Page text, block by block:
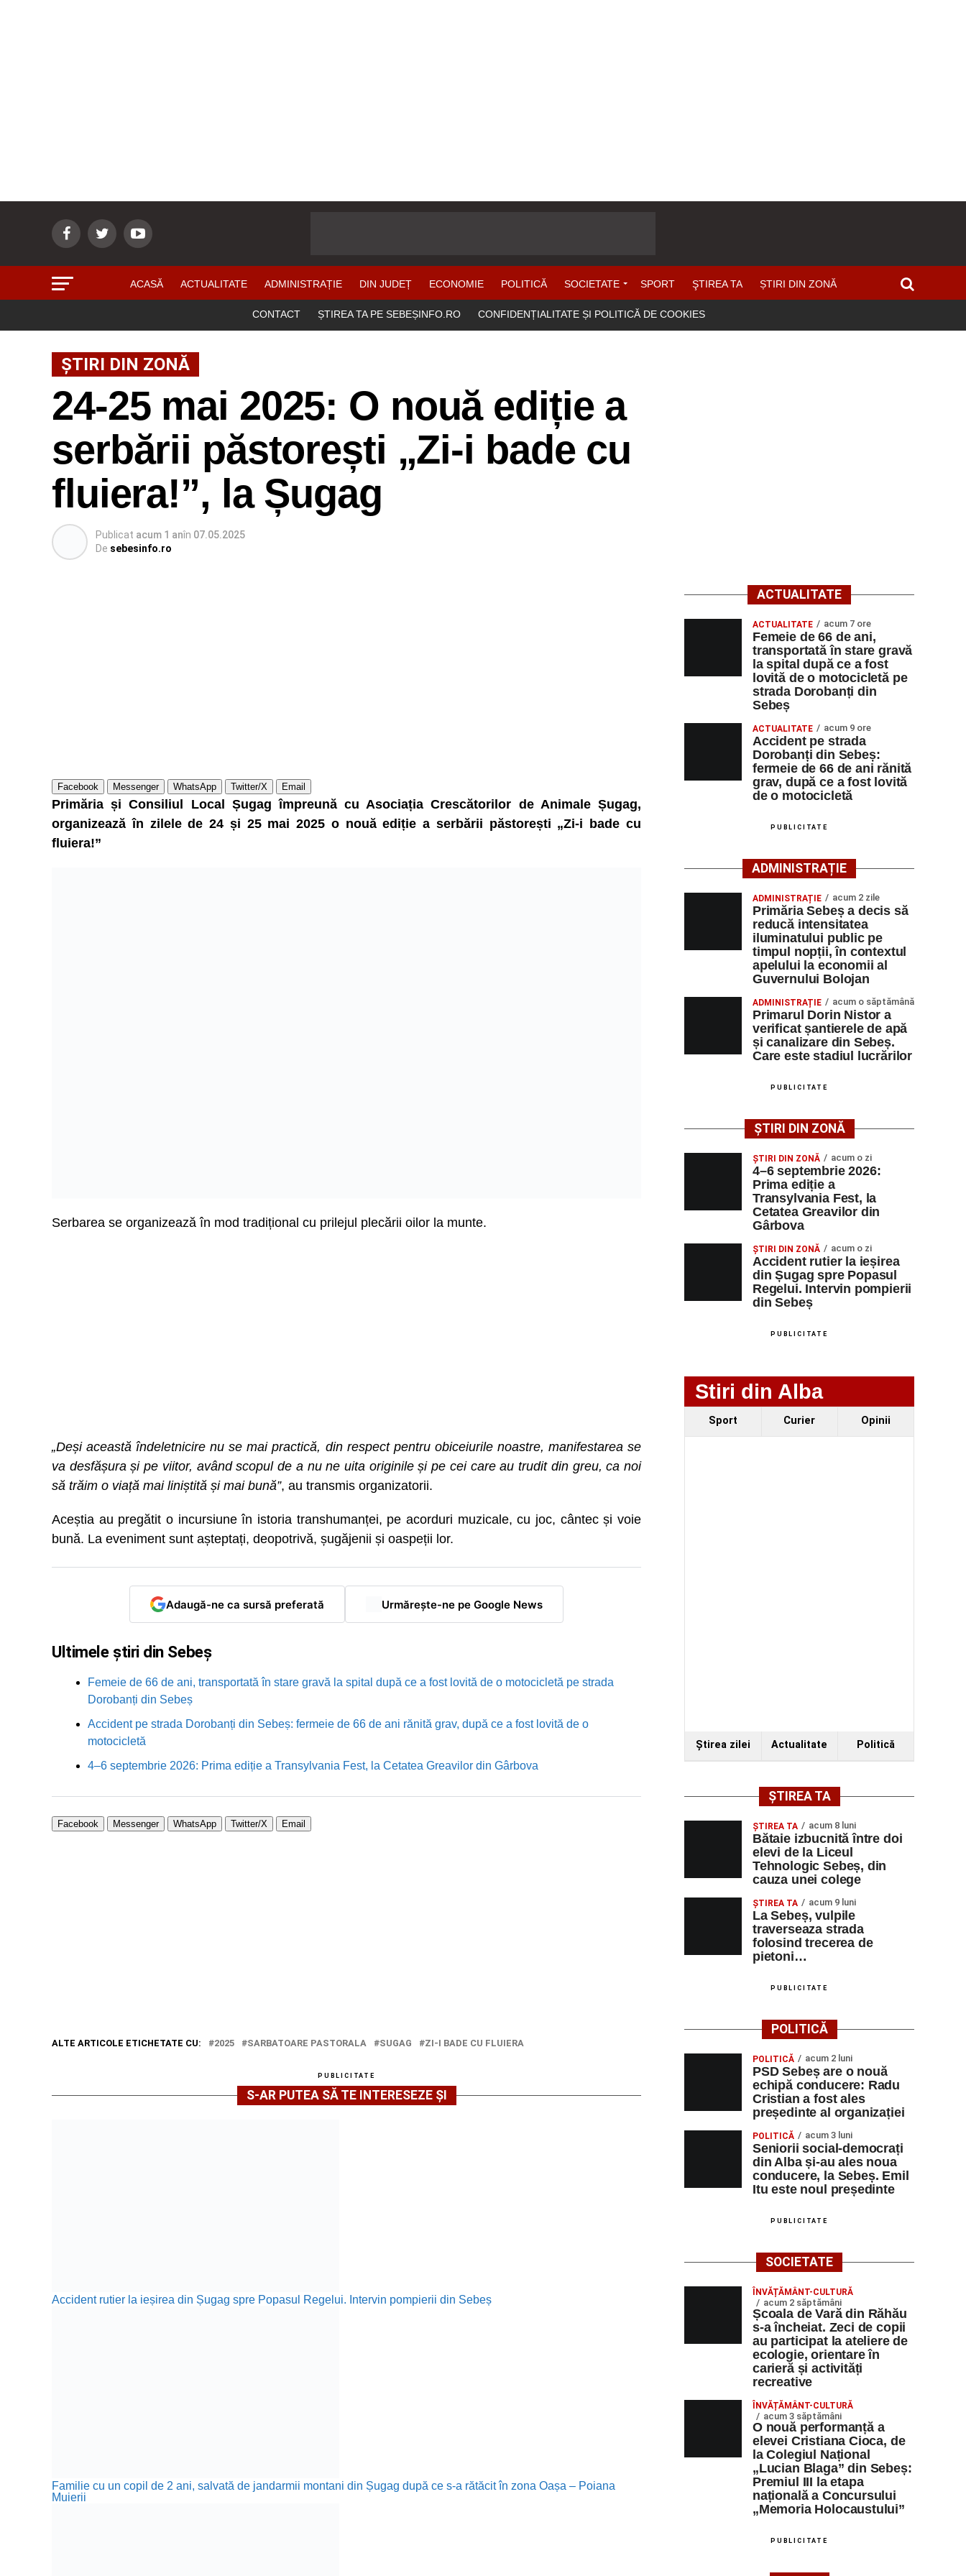
ACASĂ ACTUALITATE ADMINISTRAȚIE DIN JUDEȚ ECONOMIE POLITICĂ SOCIETATE SPORT ŞTIREA TA ȘTIRI DIN ZONĂ
CONTACT ȘTIREA TA PE SEBEȘINFO.RO CONFIDENȚIALITATE ȘI POLITICĂ DE COOKIES
ȘTIRI DIN ZONĂ
24-25 mai 2025: O nouă ediție a
serbării păstorești „Zi-i bade cu
fluiera!”, la Șugag
Publicat acum 1 anîn 07.05.2025
De sebesinfo.ro
Facebook Messenger WhatsApp Twitter/X Email
Primăria și Consiliul Local Șugag împreună cu Asociația Crescătorilor de Animale Șugag,
organizează în zilele de 24 și 25 mai 2025 o nouă ediție a serbării păstorești „Zi-i bade cu
fluiera!”
Serbarea se organizează în mod tradițional cu prilejul plecării oilor la munte.
„Deși această îndeletnicire nu se mai practică, din respect pentru obiceiurile noastre, manifestarea se
va desfășura și pe viitor, având scopul de a nu ne uita originile și pe cei care au trudit din greu, ca noi
să trăim o viață mai liniștită și mai bună”, au transmis organizatorii.
Aceștia au pregătit o incursiune în istoria transhumanței, pe acorduri muzicale, cu joc, cântec și voie
bună. La eveniment sunt așteptați, deopotrivă, șugăjenii și oaspeții lor.
Adaugă-ne ca sursă preferată Urmărește-ne pe Google News
Ultimele știri din Sebeș
Femeie de 66 de ani, transportată în stare gravă la spital după ce a fost lovită de o motocicletă pe strada
Dorobanți din Sebeș
Accident pe strada Dorobanți din Sebeș: fermeie de 66 de ani rănită grav, după ce a fost lovită de o
motocicletă
4–6 septembrie 2026: Prima ediție a Transylvania Fest, la Cetatea Greavilor din Gârbova
Facebook Messenger WhatsApp Twitter/X Email
ALTE ARTICOLE ETICHETATE CU: 2025 SARBATOARE PASTORALA SUGAG ZI-I BADE CU FLUIERA
PUBLICITATE
S-AR PUTEA SĂ TE INTERESEZE ȘI
Accident rutier la ieșirea din Șugag spre Popasul Regelui. Intervin pompierii din Sebeș
Familie cu un copil de 2 ani, salvată de jandarmii montani din Șugag după ce s-a rătăcit în zona Oașa – Poiana
Muierii
ACTUALITATE
ACTUALITATE acum 7 ore
Femeie de 66 de ani,
transportată în stare gravă
la spital după ce a fost
lovită de o motocicletă pe
strada Dorobanți din
Sebeș
ACTUALITATE acum 9 ore
Accident pe strada
Dorobanți din Sebeș:
fermeie de 66 de ani rănită
grav, după ce a fost lovită
de o motocicletă
PUBLICITATE
ADMINISTRAȚIE
ADMINISTRAȚIE acum 2 zile
Primăria Sebeș a decis să
reducă intensitatea
iluminatului public pe
timpul nopții, în contextul
apelului la economii al
Guvernului Bolojan
ADMINISTRAȚIE acum o săptămână
Primarul Dorin Nistor a
verificat șantierele de apă
și canalizare din Sebeș.
Care este stadiul lucrărilor
PUBLICITATE
ȘTIRI DIN ZONĂ
ȘTIRI DIN ZONĂ acum o zi
4–6 septembrie 2026:
Prima ediție a
Transylvania Fest, la
Cetatea Greavilor din
Gârbova
ȘTIRI DIN ZONĂ acum o zi
Accident rutier la ieșirea
din Șugag spre Popasul
Regelui. Intervin pompierii
din Sebeș
PUBLICITATE
Stiri din Alba
Sport Curier Opinii
Ştirea zilei Actualitate Politică
ȘTIREA TA
ŞTIREA TA acum 8 luni
Bătaie izbucnită între doi
elevi de la Liceul
Tehnologic Sebeș, din
cauza unei colege
ŞTIREA TA acum 9 luni
La Sebeș, vulpile
traverseaza strada
folosind trecerea de
pietoni…
PUBLICITATE
POLITICĂ
POLITICĂ acum 2 luni
PSD Sebeș are o nouă
echipă conducere: Radu
Cristian a fost ales
președinte al organizației
POLITICĂ acum 3 luni
Seniorii social-democrați
din Alba și-au ales noua
conducere, la Sebeș. Emil
Itu este noul președinte
PUBLICITATE
SOCIETATE
ÎNVĂȚĂMÂNT-CULTURĂ
acum 2 săptămâni
Școala de Vară din Răhău
s-a încheiat. Zeci de copii
au participat la ateliere de
ecologie, orientare în
carieră și activități
recreative
ÎNVĂȚĂMÂNT-CULTURĂ
acum 3 săptămâni
O nouă performanță a
elevei Cristiana Cioca, de
la Colegiul Național
„Lucian Blaga” din Sebeș:
Premiul III la etapa
națională a Concursului
„Memoria Holocaustului”
PUBLICITATE